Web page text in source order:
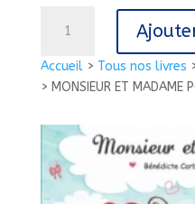
Accueil> Tous nos livres
> MONSIEUR ET MADAME
MONSIEUR
ET